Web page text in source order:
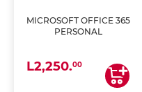
MICROSOFT OFFICE 365
PERSONAL
L2,250.00